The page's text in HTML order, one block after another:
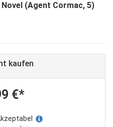
(Agent Cormac, 5)
kaufen
€*